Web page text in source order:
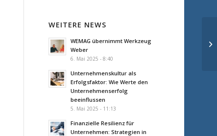
WEITERE NEWS
WEMAG übernimmt Werkzeug
Weber
6. Mai 2025 - 8:40
Unternehmenskultur als
Erfolgsfaktor: Wie Werte den
Unternehmenserfolg
beeinflussen
5. Mai 2025 - 11:13
Finanzielle Resilienz für
Unternehmen: Strategien in